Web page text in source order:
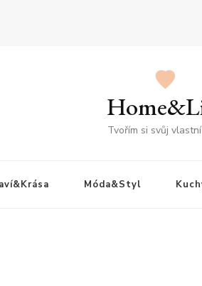
Tvořím si svůj
Móda&Styl